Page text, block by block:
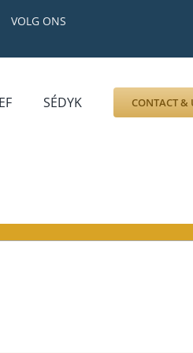
VOLG ONS
GRAFZERK
ALLLES
SÉDYK CONTACT &